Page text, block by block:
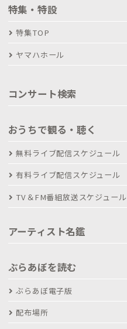
特集・特設
特集TOP
ヤマハホール
コンサート検索
おうちで観る・聴く
無料ライブ配信スケジュール
有料ライブ配信スケジュール
TV＆FM番組放送スケジュール
アーティスト名鑑
ぶらあぼを読む
ぶらあぼ電子版
配布場所